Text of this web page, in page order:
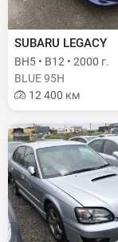
SUBARU LEGACY
BH5 • B12 • 2000 г.
BLUE 95H
12 400 км